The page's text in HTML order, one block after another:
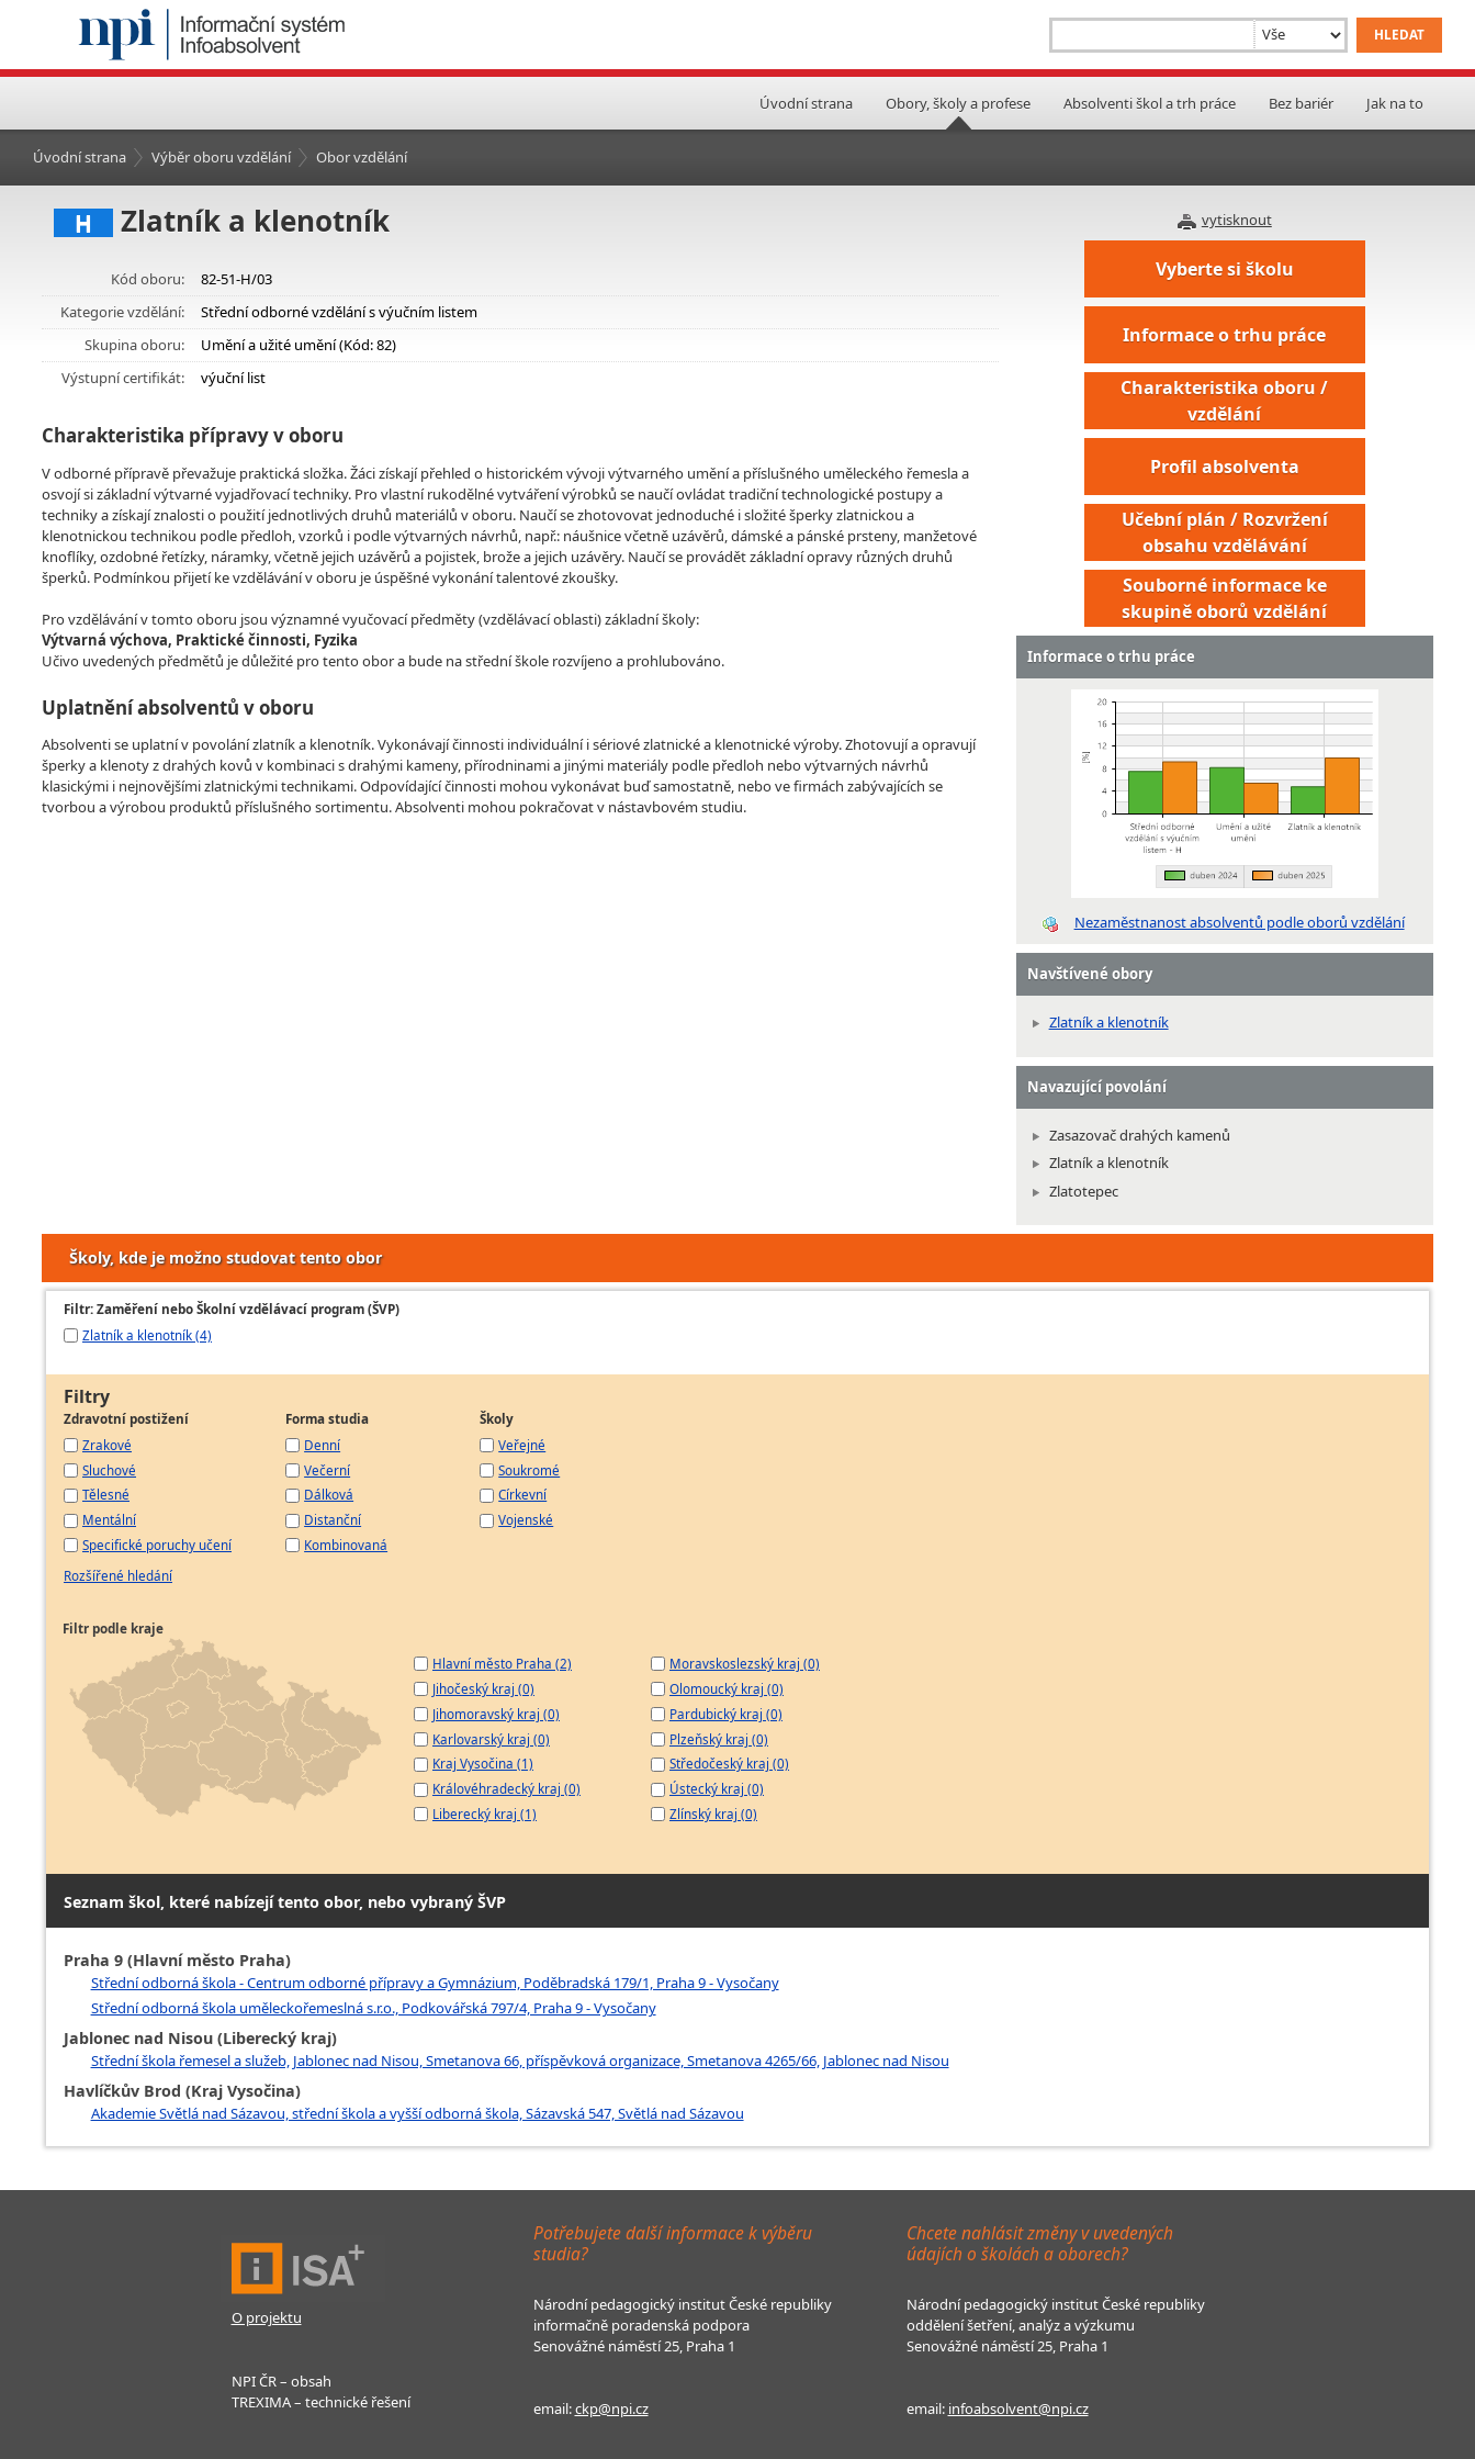
Úvodní strana Obory, školy a profese Absolventi škol a trh práce Bez bariér Jak na to
Úvodní strana Výběr oboru vzdělání Obor vzdělání
vytisknout
H Zlatník a klenotník
Kód oboru:
82-51-H/03
Kategorie vzdělání:
Střední odborné vzdělání s výučním listem
Skupina oboru:
Umění a užité umění (Kód: 82)
Výstupní certifikát:
výuční list
Charakteristika přípravy v oboru
V odborné přípravě převažuje praktická složka. Žáci získají přehled o historickém vývoji výtvarného umění a příslušného uměleckého řemesla a
osvojí si základní výtvarné vyjadřovací techniky. Pro vlastní rukodělné vytváření výrobků se naučí ovládat tradiční technologické postupy a
techniky a získají znalosti o použití jednotlivých druhů materiálů v oboru. Naučí se zhotovovat jednoduché i složité šperky zlatnickou a
klenotnickou technikou podle předloh, vzorků i podle výtvarných návrhů, např.: náušnice včetně uzávěrů, dámské a pánské prsteny, manžetové
knoflíky, ozdobné řetízky, náramky, včetně jejich uzávěrů a pojistek, brože a jejich uzávěry. Naučí se provádět základní opravy různých druhů
šperků. Podmínkou přijetí ke vzdělávání v oboru je úspěšné vykonání talentové zkoušky.
Pro vzdělávání v tomto oboru jsou významné vyučovací předměty (vzdělávací oblasti) základní školy:
Výtvarná výchova, Praktické činnosti, Fyzika
Učivo uvedených předmětů je důležité pro tento obor a bude na střední škole rozvíjeno a prohlubováno.
Uplatnění absolventů v oboru
Absolventi se uplatní v povolání zlatník a klenotník. Vykonávají činnosti individuální i sériové zlatnické a klenotnické výroby. Zhotovují a opravují
šperky a klenoty z drahých kovů v kombinaci s drahými kameny, přírodninami a jinými materiály podle předloh nebo výtvarných návrhů
klasickými i nejnovějšími zlatnickými technikami. Odpovídající činnosti mohou vykonávat buď samostatně, nebo ve firmách zabývajících se
tvorbou a výrobou produktů příslušného sortimentu. Absolventi mohou pokračovat v nástavbovém studiu.
Vyberte si školu
Informace o trhu práce
Charakteristika oboru /
vzdělání
Profil absolventa
Učební plán / Rozvržení
obsahu vzdělávání
Souborné informace ke
skupině oborů vzdělání
Informace o trhu práce
Nezaměstnanost absolventů podle oborů vzdělání
Navštívené obory
Zlatník a klenotník
Navazující povolání
Zasazovač drahých kamenů
Zlatník a klenotník
Zlatotepec
Školy, kde je možno studovat tento obor
Filtr: Zaměření nebo Školní vzdělávací program (ŠVP)
Zlatník a klenotník (4)
Filtry
Zdravotní postižení
Zrakové
Sluchové
Tělesné
Mentální
Specifické poruchy učení
Forma studia
Denní
Večerní
Dálková
Distanční
Kombinovaná
Školy
Veřejné
Soukromé
Církevní
Vojenské
Rozšířené hledání
Filtr podle kraje
Hlavní město Praha (2)
Jihočeský kraj (0)
Jihomoravský kraj (0)
Karlovarský kraj (0)
Kraj Vysočina (1)
Královéhradecký kraj (0)
Liberecký kraj (1)
Moravskoslezský kraj (0)
Olomoucký kraj (0)
Pardubický kraj (0)
Plzeňský kraj (0)
Středočeský kraj (0)
Ústecký kraj (0)
Zlínský kraj (0)
Seznam škol, které nabízejí tento obor, nebo vybraný ŠVP
Praha 9 (Hlavní město Praha)
Střední odborná škola - Centrum odborné přípravy a Gymnázium, Poděbradská 179/1, Praha 9 - Vysočany
Střední odborná škola uměleckořemeslná s.r.o., Podkovářská 797/4, Praha 9 - Vysočany
Jablonec nad Nisou (Liberecký kraj)
Střední škola řemesel a služeb, Jablonec nad Nisou, Smetanova 66, příspěvková organizace, Smetanova 4265/66, Jablonec nad Nisou
Havlíčkův Brod (Kraj Vysočina)
Akademie Světlá nad Sázavou, střední škola a vyšší odborná škola, Sázavská 547, Světlá nad Sázavou
O projektu
NPI ČR – obsah
TREXIMA – technické řešení
Potřebujete další informace k výběru
studia?
Národní pedagogický institut České republiky
informačně poradenská podpora
Senovážné náměstí 25, Praha 1
email:ckp@npi.cz
Chcete nahlásit změny v uvedených
údajích o školách a oborech?
Národní pedagogický institut České republiky
oddělení šetření, analýz a výzkumu
Senovážné náměstí 25, Praha 1
email: infoabsolvent@npi.cz